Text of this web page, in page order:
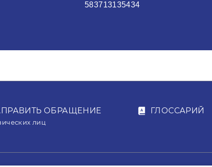
583713135434
ОБРАЩЕНИЕ
лиц
ГЛОССАРИЙ